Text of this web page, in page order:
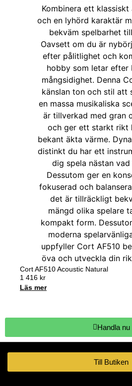
Cort AF510 Acoustic Natural
1 416 kr
Läs mer
Handla nu
Till Butiken